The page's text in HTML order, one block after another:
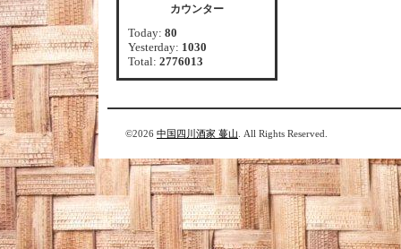
カウンター
Today: 80
Yesterday: 1030
Total: 2776013
©2026 中国四川酒家 蔓山 . All Rights Reserved.